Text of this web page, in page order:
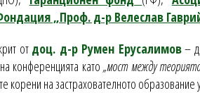
„Проф. д-р Велеслав
от доц. д-р Румен Ерусалимов–
конференцията като„мост между
корени на застрахователното